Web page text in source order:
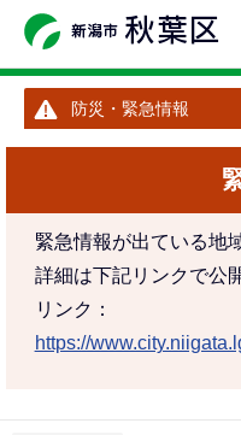
ジ
先
防災・緊急情報
緊急情報が出ている地
詳細は下記リンクで公
リンク：
https://